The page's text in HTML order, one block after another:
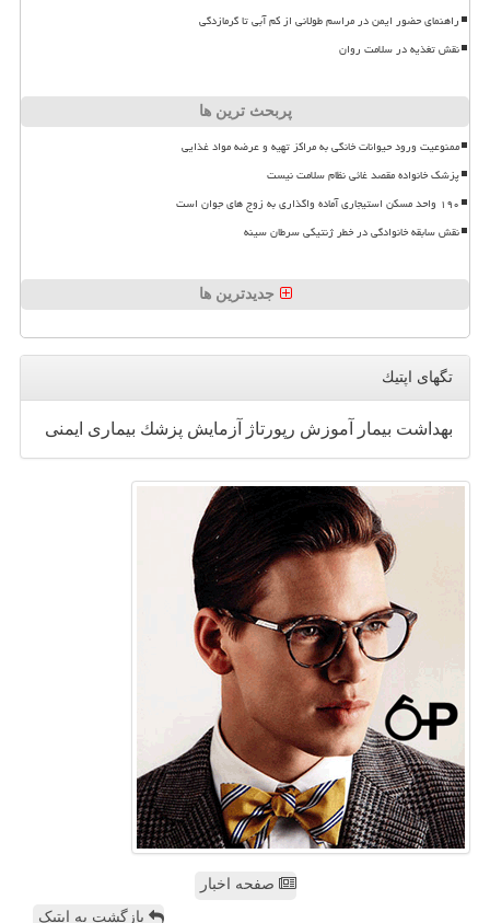
راهنمای حضور ایمن در مراسم طولانی از کم آبی تا گرمازدگی
نقش تغذیه در سلامت روان
پربحث ترین ها
ممنوعیت ورود حیوانات خانگی به مراکز تهیه و عرضه مواد غذایی
پزشک خانواده مقصد غائی نظام سلامت نیست
۱۹۰ واحد مسکن استیجاری آماده واگذاری به زوج های جوان است
نقش سابقه خانوادگی در خطر ژنتیکی سرطان سینه
جدیدترین ها
تگهای اپتیك
بهداشت بیمار آموزش رپورتاژ آزمایش پزشك بیماری ایمنی
صفحه اخبار
بازگشت به اپتیک